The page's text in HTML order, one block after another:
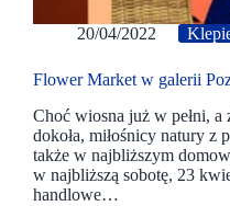
20/04/2022
Flower Market w galerii
Choć wiosna już w pełni, a
dokoła, miłośnicy natury z
także w najbliższym
w najbliższą sobotę, 23
handlowe…